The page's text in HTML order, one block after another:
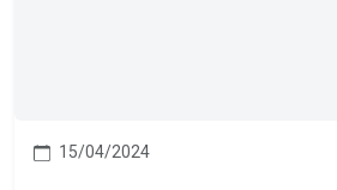
15/04/2024